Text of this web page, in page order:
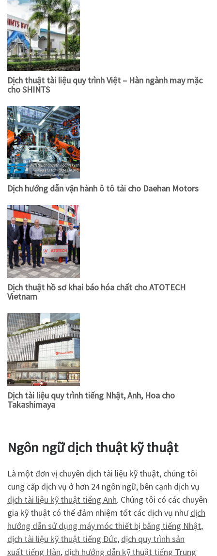
Dịch thuật tài liệu quy trình Việt – Hàn ngành may mặc
cho SHINTS
Dịch hướng dẫn vận hành ô tô tải cho Daehan Motors
Dịch thuật hồ sơ khai báo hóa chất cho ATOTECH
Vietnam
Dịch tài liệu quy trình tiếng Nhật, Anh, Hoa cho
Takashimaya
Ngôn ngữ dịch thuật kỹ thuật
Là một đơn vị chuyên dịch tài liệu kỹ thuật, chúng tôi
cung cấp dịch vụ ở hơn 24 ngôn ngữ, bên cạnh dịch vụ
dịch tài liệu kỹ thuật tiếng Anh. Chúng tôi có các chuyên
gia kỹ thuật có thể đảm nhiệm tốt các dịch vụ như dịch
hướng dẫn sử dụng máy móc thiết bị bằng tiếng Nhật,
dịch tài liệu kỹ thuật tiếng Đức, dịch quy trình sản
xuất tiếng Hàn, dịch hướng dẫn kỹ thuật tiếng Trung